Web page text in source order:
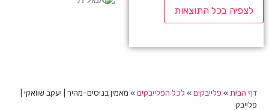
לצפיה בכל התוצאות
דף הבית » פלייבקים» לכל הפלייבקים» מאמין בניסים-מהיר | יעקב שוואקי |
פלייבק